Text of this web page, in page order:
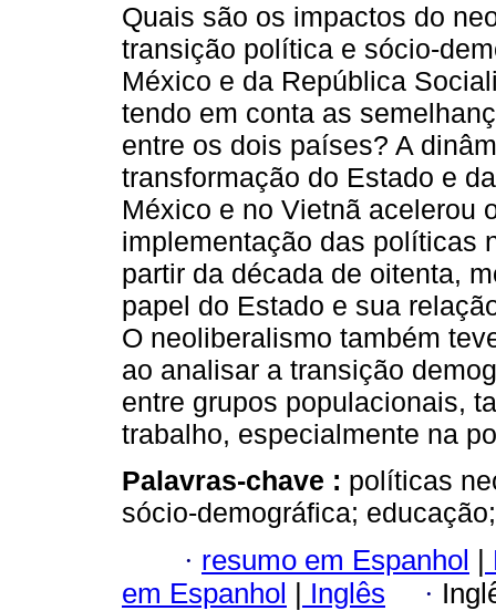
Quais são os impactos do
transição política e sócio-
México e da República
tendo em conta as
entre os dois países? A
transformação do Estado e
México e no Vietnã acelerou
implementação das políticas
partir da década de oitenta,
papel do Estado e sua
O neoliberalismo também
ao analisar a transição
entre grupos populacionais,
trabalho, especialmente na
Palavras-chave : políticas
sócio-demográfica;
· resumo em Espanhol |
em Espanhol | Inglês ·